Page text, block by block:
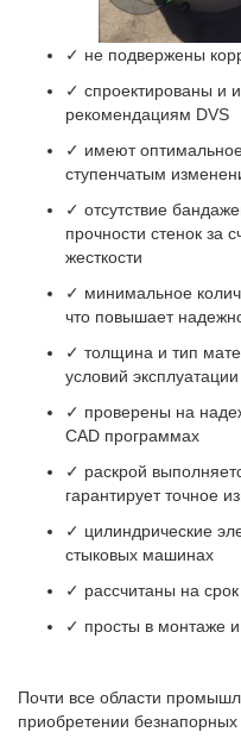
✓ не подвержены
✓ спроектированы и
рекомендациям DVS
✓ имеют
ступенчатым
✓ отсутствие
прочности стенок за
жесткости
✓ минимальное
что повышает
✓ толщина и тип
условий эксплуатации
✓ проверены на
CAD программах
✓ раскрой
гарантирует точное
✓ цилиндрические
стыковых машинах
✓ рассчитаны на
✓ просты в монтаже
Почти все области
приобретении безнапорных